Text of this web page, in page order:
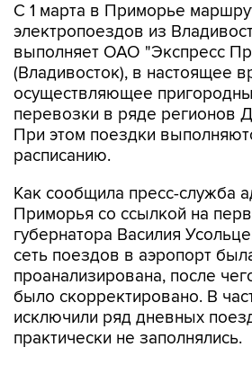
С 1 марта в Приморье
электропоездов из
выполняет ОАО "Экспресс
(Владивосток), в настоящее
осуществляющее
перевозки в ряде регионов
При этом поездки
расписанию.
Как сообщила пресс-служба
Приморья со ссылкой на
губернатора Василия
сеть поездов в аэропорт
проанализирована, после
было скорректировано. В
исключили ряд дневных
практически не заполнялись.